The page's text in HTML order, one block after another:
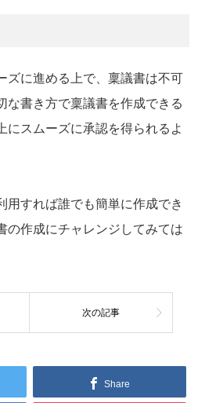
ズに進める上で、稟議書は不可
な書き方で稟議書を作成できる
にスムーズに承認を得られるよ
用すれば誰でも簡単に作成でき
の作成にチャレンジしてみては
次の記事
Share